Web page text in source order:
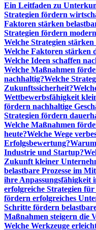
Ein Leitfaden zu
Strategien fördern
Faktoren stärken
Strategien fördern
Welche Strategien
Welche Faktoren stärken
Welche Ideen schaffen
Welche Maßnahmen
nachhaltig?Welche
Zukunftssicherheit?
Wettbewerbsfähigkeit
fördern nachhaltige
Strategien fördern
Welche Maßnahmen
heute?Welche Wege
Erfolgsbewertung?
Industrie und Startup?
Zukunft kleiner
belastbare Prozesse im
ihre Anpassungsfähigkeit
erfolgreiche Strategien
fördern erfolgreiches
Schritte fördern
Maßnahmen steigern die
Welche Werkzeuge